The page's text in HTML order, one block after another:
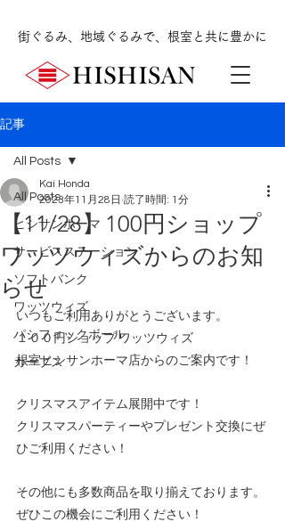
街ぐるみ、地域ぐるみで、根室と共に豊かに
記事
All Posts
ヒシサンホーマ
サービスステーション
ソフトバンク
ワッツウィズ
パシフィックボール
カーブス
All Posts
【11/28】100円ショップ
ワッツウィズからのお知
らせ
Kai Honda
2023年11月28日 読了時間: 1分
いつもご利用ありがとうございます。
１００円ショップ ワッツウィズ
根室ヒシサンホーマ店からのご案内です！
クリスマスアイテム展開中です！
クリスマスパーティーやプレゼント交換にぜ
ひご利用ください！
その他にも多数商品を取り揃えております。
ぜひこの機会にご利用ください！